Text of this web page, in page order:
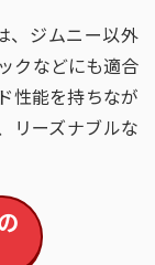
、ジムニー以外
クなどにも適合
性能を持ちなが
リーズナブルな